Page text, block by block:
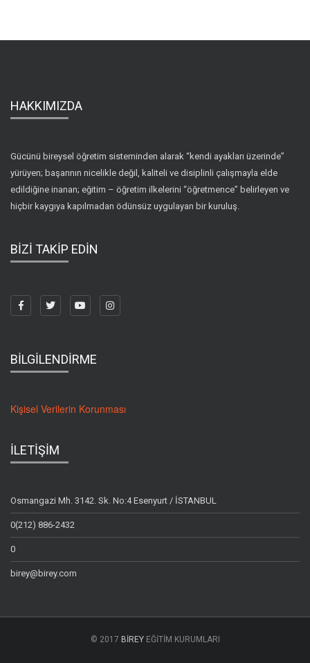
HAKKIMIZDA
Gücünü bireysel öğretim sisteminden alarak “kendi ayakları üzerinde”
yürüyen; başarının nicelikle değil, kaliteli ve disiplinli çalışmayla elde
edildiğine inanan; eğitim – öğretim ilkelerini “öğretmence” belirleyen ve
hiçbir kaygıya kapılmadan ödünsüz uygulayan bir kuruluş.
BİZİ TAKİP EDİN
BİLGİLENDİRME
Kişisel Verilerin Korunması
İLETİŞİM
Osmangazi Mh. 3142. Sk. No:4 Esenyurt / İSTANBUL
0(212) 886-2432
0
birey@birey.com
© 2017 BİREY EĞİTİM KURUMLARI